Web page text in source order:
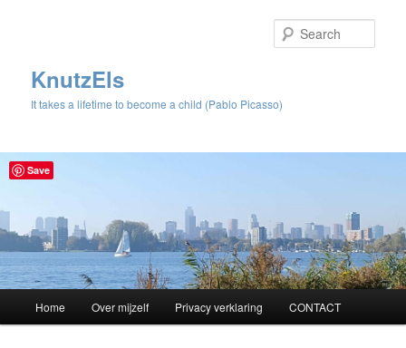
KnutzEls
It takes a lifetime to become a child (Pablo Picasso)
Skip
Home Over mijzelf Privacy verklaring CONTACT
Save